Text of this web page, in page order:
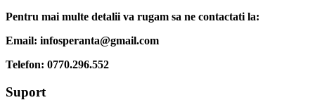
Pentru mai multe detalii va rugam sa ne contactati la:
Email: infosperanta@gmail.com
Telefon: 0770.296.552
Suport